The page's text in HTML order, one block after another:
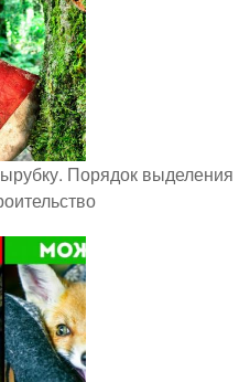
Порядок выделения